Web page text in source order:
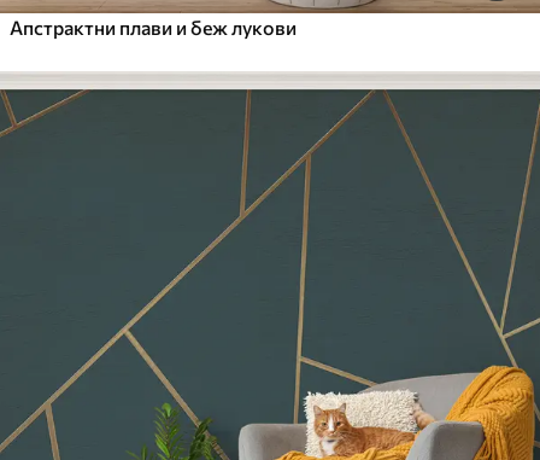
Апстрактни плави и беж лукови